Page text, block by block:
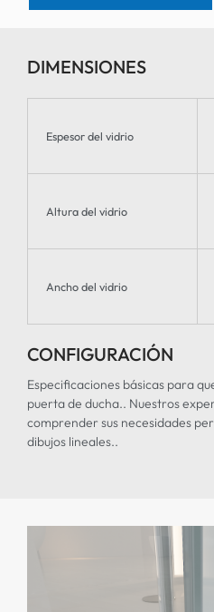
DIMENSIONES
Espesor del vidrio
Altura del vidrio
Ancho del vidrio
CONFIGURACIÓN
Especificaciones básicas para
puerta de ducha.. Nuestros
comprender sus necesidades
dibujos lineales..